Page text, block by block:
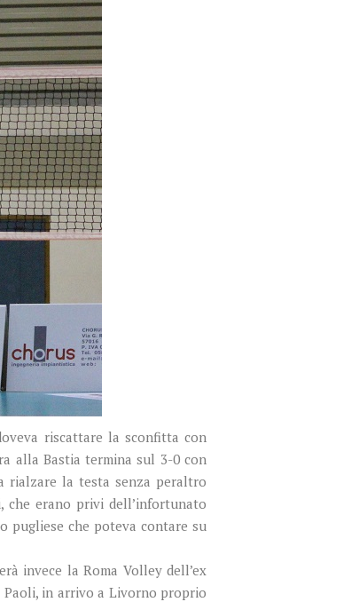
riscattare la sconfitta con
alla Bastia termina sul 3-0 con
rialzare la testa senza peraltro
che erano privi dell’infortunato
pugliese che poteva contare su
invece la Roma Volley dell’ex
Paoli, in arrivo a Livorno proprio